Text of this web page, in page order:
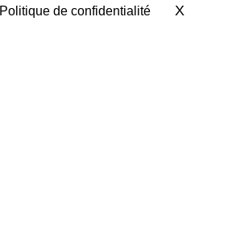
Politique de confidentialité X